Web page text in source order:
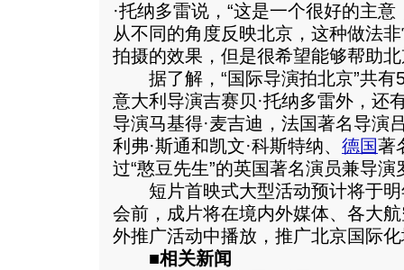
·托纳多雷说，“这是一个很好的主
从不同的角度反映北京，这种做法
拍摄的效果，但是很希望能够帮助
据了解，“国际导演拍北京”共有
意大利导演吉赛贝·托纳多雷外，还
导演马基得·麦吉迪，法国著名导演
利弗·斯通和凯文·科斯特纳、 德国著
过“憨豆先生”的英国著名演员兼导演
短片首映式大型活动预计将于明
会前，成片将在境内外媒体、各大
外推广活动中播放，推广北京国际
■相关新闻